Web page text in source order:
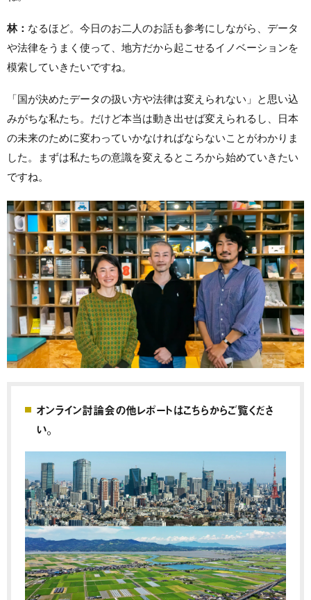
林： なるほど。今日のお二人のお話も参考にしながら、データ
や法律をうまく使って、地方だから起こせるイノベーションを
模索していきたいですね。
「国が決めたデータの扱い方や法律は変えられない」と思い込
みがちな私たち。だけど本当は動き出せば変えられるし、日本
の未来のために変わっていかなければならないことがわかりま
した。まずは私たちの意識を変えるところから始めていきたい
ですね。
オンライン討論会の他レポートはこちらからご覧くださ
い。